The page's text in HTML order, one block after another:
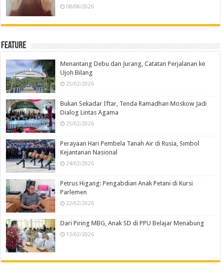
08/08/2026
Feature
Menantang Debu dan Jurang, Catatan Perjalanan ke
Ujoh Bilang
25/02/2026
Bukan Sekadar Iftar, Tenda Ramadhan Moskow Jadi
Dialog Lintas Agama
25/02/2026
Perayaan Hari Pembela Tanah Air di Rusia, Simbol
Kejantanan Nasional
24/02/2026
Petrus Higang: Pengabdian Anak Petani di Kursi
Parlemen
22/02/2026
Dari Piring MBG, Anak SD di PPU Belajar Menabung
13/02/2026